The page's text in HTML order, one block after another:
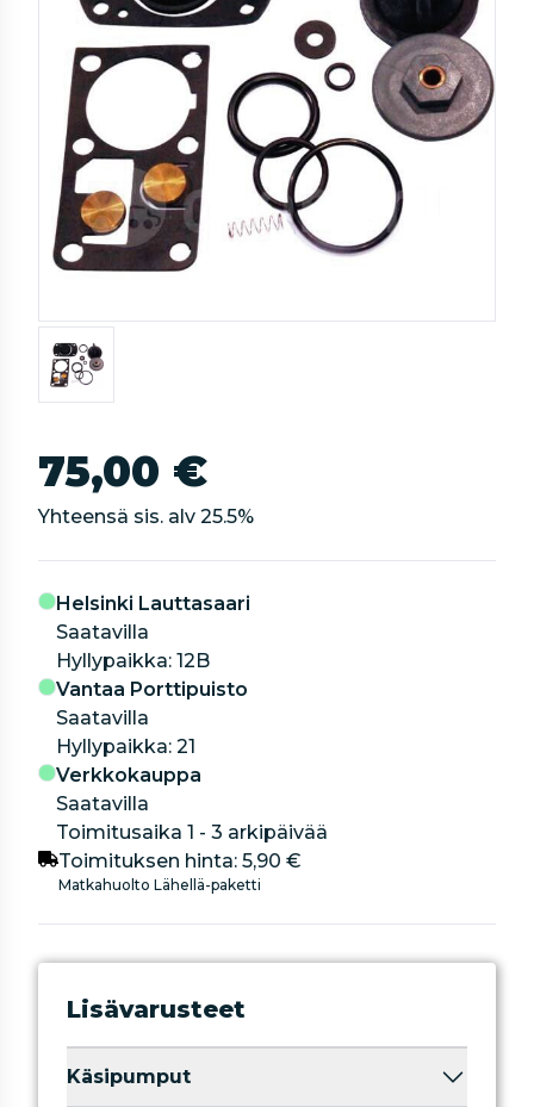
75,00 €
Yhteensä sis. alv 25.5%
Helsinki Lauttasaari
Saatavilla
hyllypaikka: 12B
Vantaa Porttipuisto
Saatavilla
hyllypaikka: 21
Verkkokauppa
Saatavilla
Toimitusaika 1 - 3 arkipäivää
Toimituksen hinta: 5,90 €
Matkahuolto Lähellä-paketti
Lisävarusteet
Käsipumput